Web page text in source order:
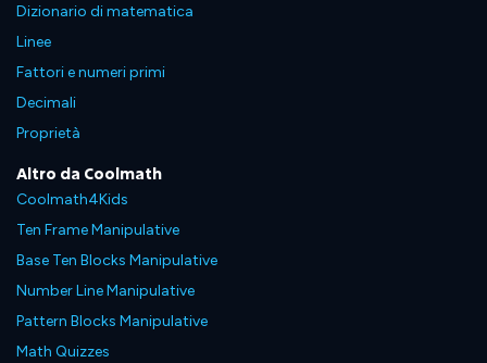
Dizionario di matematica
Linee
Fattori e numeri primi
Decimali
Proprietà
Altro da Coolmath
Coolmath4Kids
Ten Frame Manipulative
Base Ten Blocks Manipulative
Number Line Manipulative
Pattern Blocks Manipulative
Math Quizzes